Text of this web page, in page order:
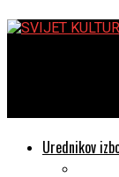
Urednikov